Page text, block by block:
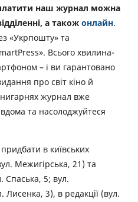
наш журнал можна
а також онлайн.
«Укрпошту» та
Всього хвилина-
– і ви гарантовано
про світ кіно й
журнал вже
та насолоджуйтеся
в київських
Межигірська, 21) та
Спаська, 5; вул.
Лисенка, 3), в редакції (вул.